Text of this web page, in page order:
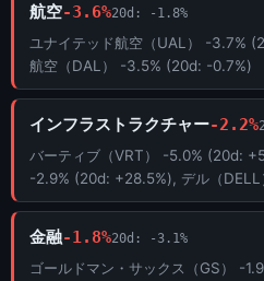
航空-3.6%20d: -1.8%
ユナイテッド航空（UAL） -3.7%
航空（DAL） -3.5% (20d: -0.7%)
インフラストラクチャー-2.2%
バーティブ（VRT） -5.0% (20d:
-2.9% (20d: +28.5%), デル（
金融-1.8%20d: -3.1%
ゴールドマン・サックス（GS） -